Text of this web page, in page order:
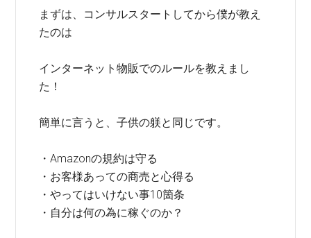
まずは、コンサルスタートしてから僕が教え
たのは
インターネット物販でのルールを教えまし
た！
簡単に言うと、子供の躾と同じです。
・Amazonの規約は守る
・お客様あっての商売と心得る
・やってはいけない事10箇条
・自分は何の為に稼ぐのか？